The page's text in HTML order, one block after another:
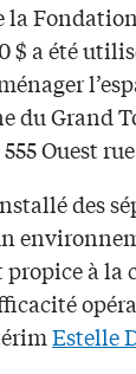
la
$ a été
du Grand
Ouest
des
à la
Estelle